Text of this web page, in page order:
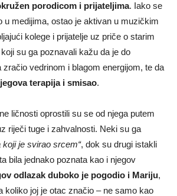
porodicom i prijateljima. Iako se
u medijima, ostao je aktivan u muzičkim
kolege i prijatelje uz priče o starim
su ga poznavali kažu da je do
zračio vedrinom i blagom energijom, te da
terapija i smisao.
ličnosti oprostili su se od njega putem
riječi tuge i zahvalnosti. Neki su ga
koji je svirao srcem“, dok su drugi istakli
bila jednako poznata kao i njegov
odlazak duboko je pogodio i Mariju,
koliko joj je otac značio – ne samo kao